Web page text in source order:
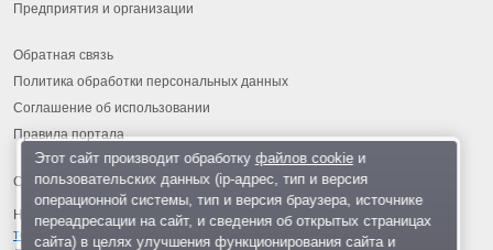
Предприятия и организации
Обратная связь
Политика обработки персональных данных
Соглашение об использовании
Правила портала
На информационном ресурсе применяются
технологии
Этот сайт производит обработку файлов cookieи
пользовательских данных (ip-адрес, тип и версия
операционной системы, тип и версия браузера, источнике
переадресации на сайт, и сведения об открытых страницах
сайта) в целях улучшения функционирования сайта и